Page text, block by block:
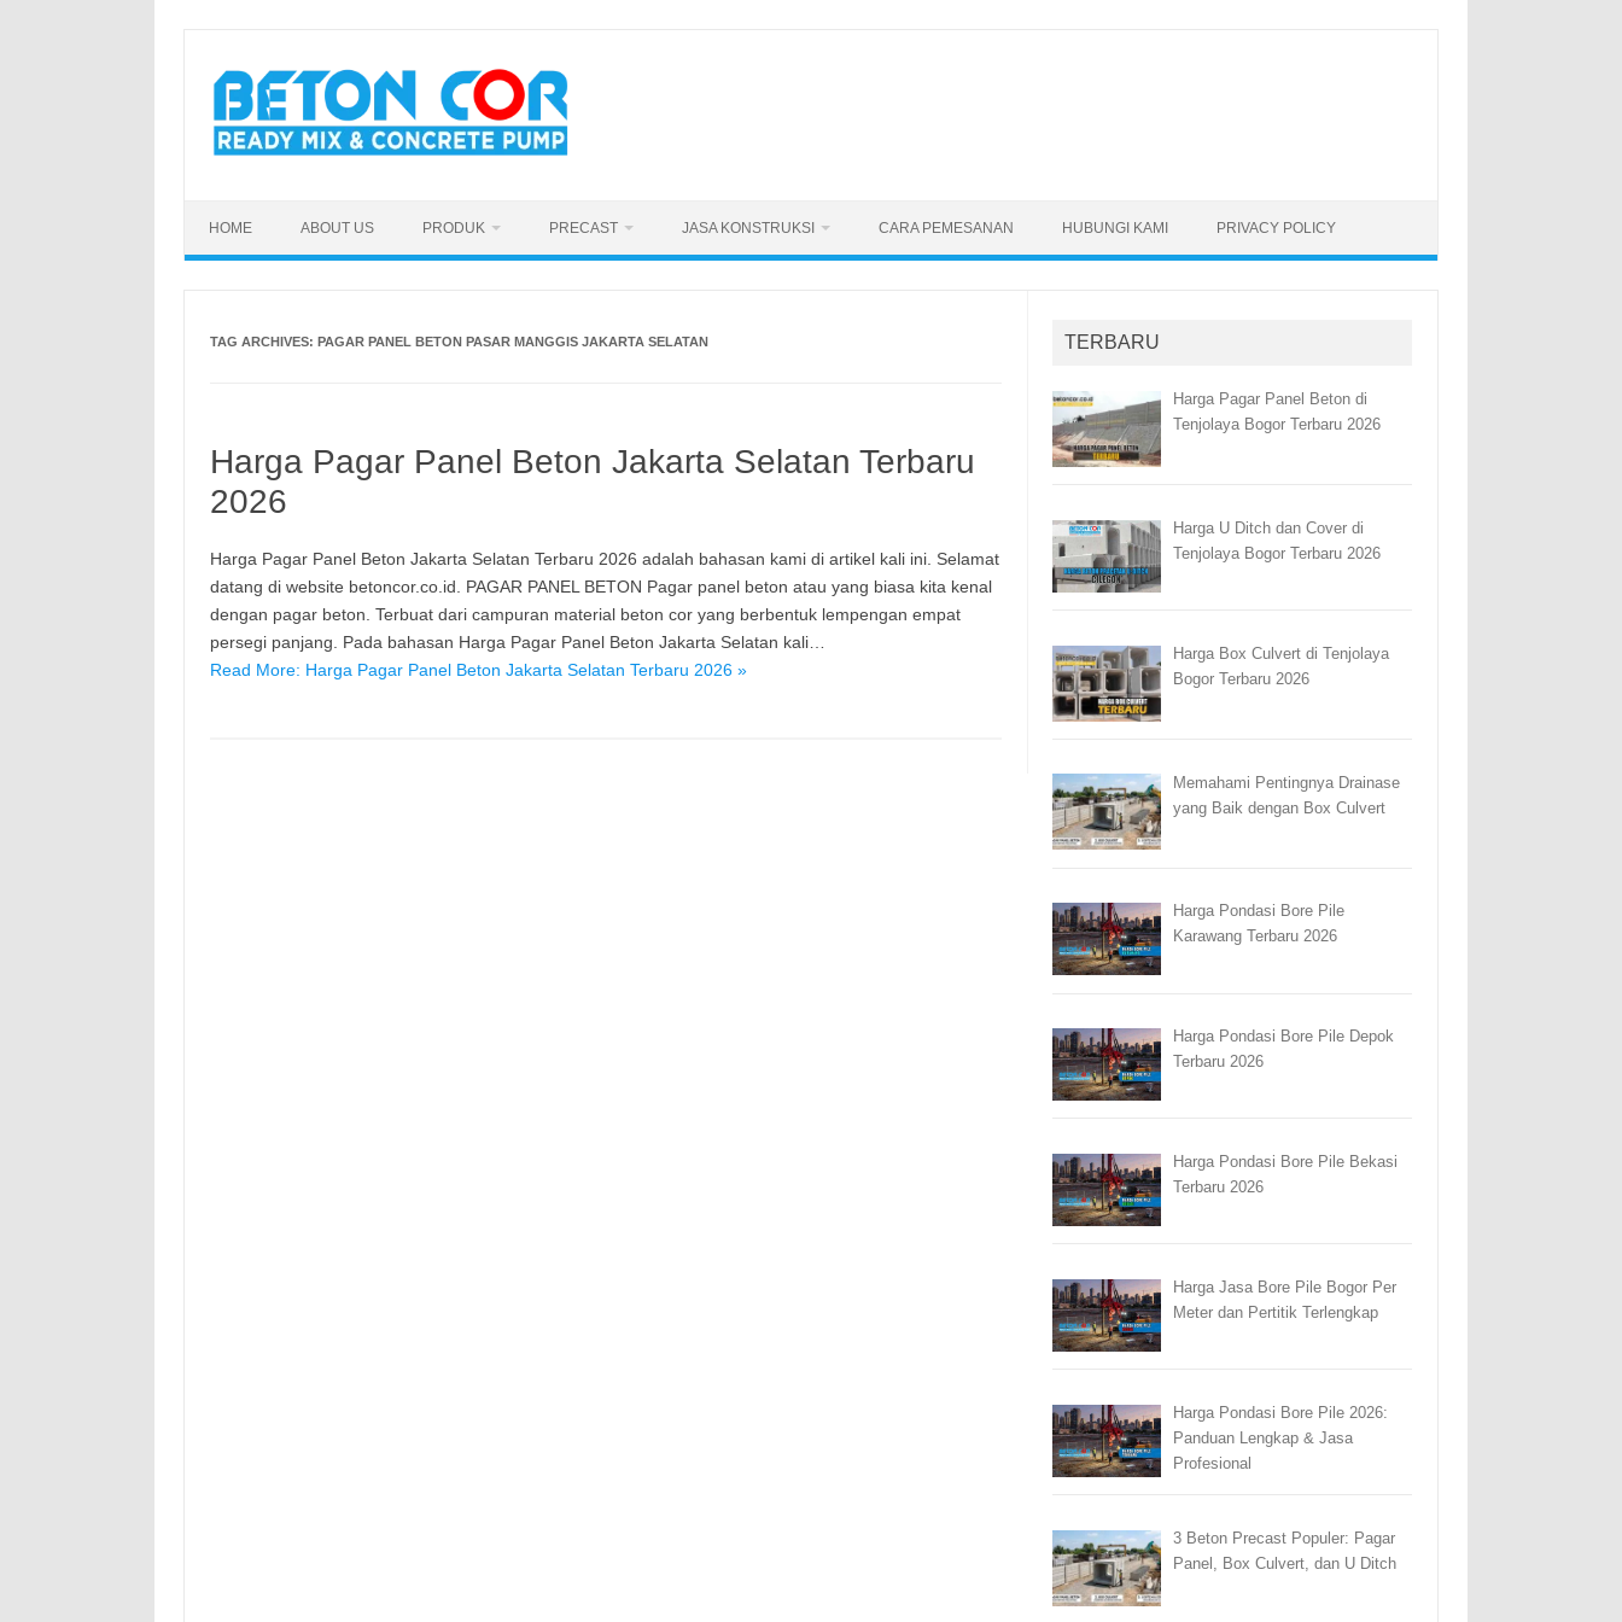
content
HOME ABOUT US PRODUK PRECAST JASA KONSTRUKSI CARA PEMESANAN HUBUNGI KAMI PRIVACY POLICY
TAG ARCHIVES: PAGAR PANEL BETON PASAR MANGGIS JAKARTA SELATAN
Harga Pagar Panel Beton Jakarta Selatan Terbaru
2026
Harga Pagar Panel Beton Jakarta Selatan Terbaru 2026 adalah bahasan kami di artikel kali ini. Selamat
datang di website betoncor.co.id. PAGAR PANEL BETON Pagar panel beton atau yang biasa kita kenal
dengan pagar beton. Terbuat dari campuran material beton cor yang berbentuk lempengan empat
persegi panjang. Pada bahasan Harga Pagar Panel Beton Jakarta Selatan kali…
Read More: Harga Pagar Panel Beton Jakarta Selatan Terbaru 2026 »
TERBARU
Harga Pagar Panel Beton di
Tenjolaya Bogor Terbaru 2026
Harga U Ditch dan Cover di
Tenjolaya Bogor Terbaru 2026
Harga Box Culvert di Tenjolaya
Bogor Terbaru 2026
Memahami Pentingnya Drainase
yang Baik dengan Box Culvert
Harga Pondasi Bore Pile
Karawang Terbaru 2026
Harga Pondasi Bore Pile Depok
Terbaru 2026
Harga Pondasi Bore Pile Bekasi
Terbaru 2026
Harga Jasa Bore Pile Bogor Per
Meter dan Pertitik Terlengkap
Harga Pondasi Bore Pile 2026:
Panduan Lengkap & Jasa
Profesional
3 Beton Precast Populer: Pagar
Panel, Box Culvert, dan U Ditch